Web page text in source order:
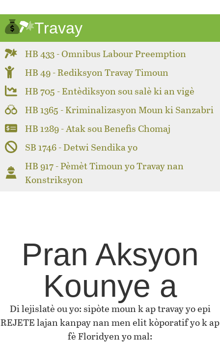
Travay
HB 433 - Omnibus Labour Preemption
HB 49 - Rediksyon Travay Timoun
HB 705 - Entèdiksyon sou salè ki an vigè
HB 1365 - Kriminalizasyon Moun ki Sanzabri
HB 1289 - Atak sou Benefis Chomaj
SB 1746 - Detwi Sendika yo
HB 917 - Pèmèt Timoun yo Travay nan
Konstriksyon
Pran Aksyon
Kounye a
Di lejislatè ou yo: sipòte moun k ap travay yo epi
REJETE lajan kanpay nan men elit kòporatif yo k ap
fè Floridyen yo mal: